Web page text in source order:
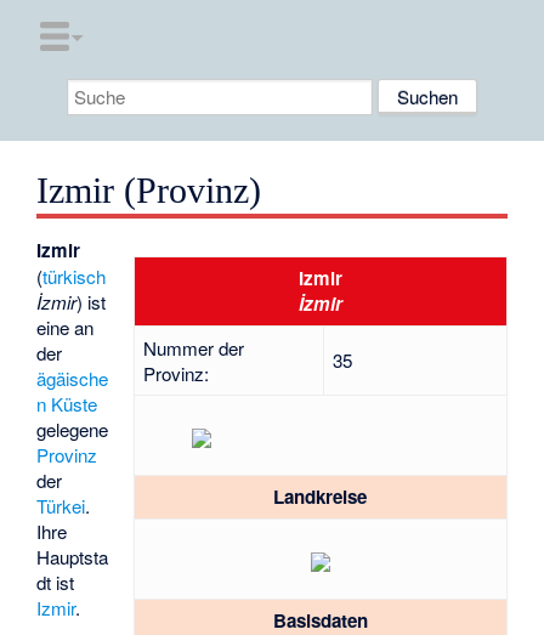
Izmir (Provinz)
Izmir
İzmir
Nummer der
Provinz:
35
Landkreise
Basisdaten
Izmir
(türkisch
İzmir) ist
eine an
der
ägäische
n Küste
gelegene
Provinz
der
Türkei.
Ihre
Hauptsta
dt ist
Izmir.